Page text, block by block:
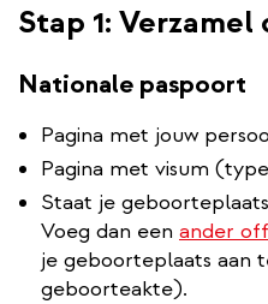
Stap 1:
Nationale paspoort
Pagina met jouw
Pagina met visum
Staat je
Voeg dan een ander
je geboorteplaats aan
geboorteakte).